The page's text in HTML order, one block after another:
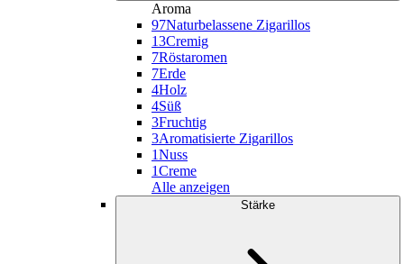
Aroma
97Naturbelassene Zigarillos
13Cremig
7Röstaromen
7Erde
4Holz
4Süß
3Fruchtig
3Aromatisierte Zigarillos
1Nuss
1Creme
Alle anzeigen
Stärke